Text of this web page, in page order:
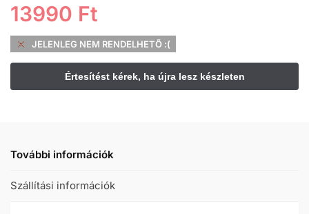
13990 Ft
JELENLEG NEM RENDELHETŐ :(
További információk
Szállítási információk